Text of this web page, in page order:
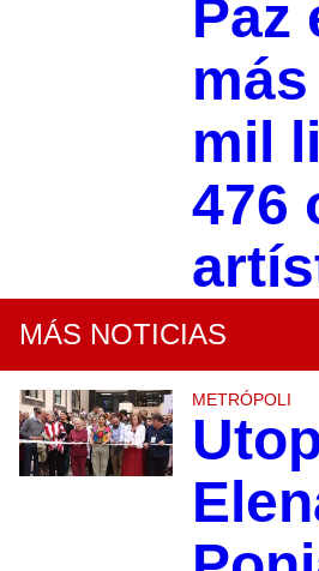
Paz
mil
476
MÁS NOTICIAS
METRÓPOLI